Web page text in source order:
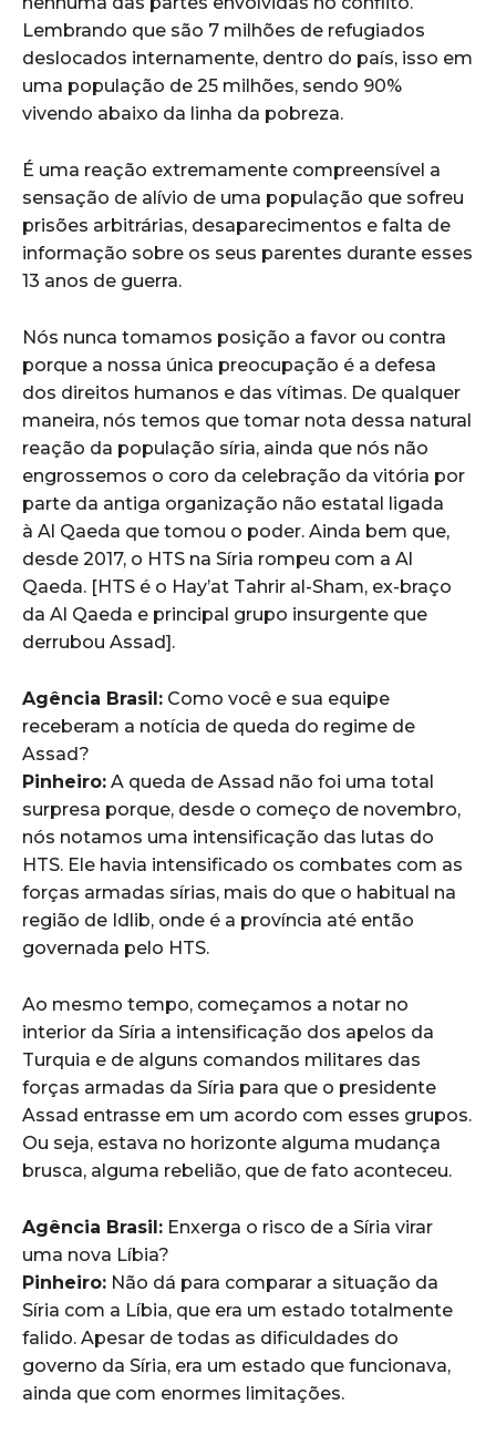
Lembrando que são 7 milhões de refugiados
deslocados internamente, dentro do país, isso em
uma população de 25 milhões, sendo 90%
vivendo abaixo da linha da pobreza.
É uma reação extremamente compreensível a
sensação de alívio de uma população que sofreu
prisões arbitrárias, desaparecimentos e falta de
informação sobre os seus parentes durante esses
13 anos de guerra.
Nós nunca tomamos posição a favor ou contra
porque a nossa única preocupação é a defesa
dos direitos humanos e das vítimas. De qualquer
maneira, nós temos que tomar nota dessa natural
reação da população síria, ainda que nós não
engrossemos o coro da celebração da vitória por
parte da antiga organização não estatal ligada
à Al Qaeda que tomou o poder. Ainda bem que,
desde 2017, o HTS na Síria rompeu com a Al
Qaeda. [HTS é o Hay’at Tahrir al-Sham, ex-braço
da Al Qaeda e principal grupo insurgente que
derrubou Assad].
Agência Brasil: Como você e sua equipe
receberam a notícia de queda do regime de
Assad?
Pinheiro: A queda de Assad não foi uma total
surpresa porque, desde o começo de novembro,
nós notamos uma intensificação das lutas do
HTS. Ele havia intensificado os combates com as
forças armadas sírias, mais do que o habitual na
região de Idlib, onde é a província até então
governada pelo HTS.
Ao mesmo tempo, começamos a notar no
interior da Síria a intensificação dos apelos da
Turquia e de alguns comandos militares das
forças armadas da Síria para que o presidente
Assad entrasse em um acordo com esses grupos.
Ou seja, estava no horizonte alguma mudança
brusca, alguma rebelião, que de fato aconteceu.
Agência Brasil: Enxerga o risco de a Síria virar
uma nova Líbia?
Pinheiro: Não dá para comparar a situação da
Síria com a Líbia, que era um estado totalmente
falido. Apesar de todas as dificuldades do
governo da Síria, era um estado que funcionava,
ainda que com enormes limitações.